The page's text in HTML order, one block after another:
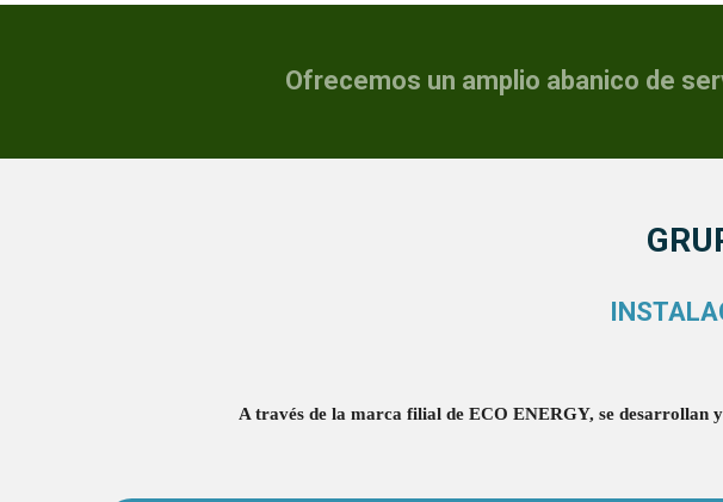
Ofrecemos un amplio abanico de
A través de la marca filial de ECO ENERGY, se desarrollan